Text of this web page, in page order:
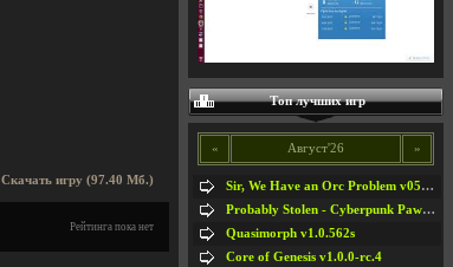
Скачать игру (97.40 Мб.)
Рейтинга пока нет
Топ лучших игр
« Август'26 »
Sir, We Have an Orc Problem v05.08.2026
Probably Stolen - Cyberpunk Pawnshop Simulator v048c [Playtest]
Quasimorph v1.0.562s
Core of Genesis v1.0.0-rc.4